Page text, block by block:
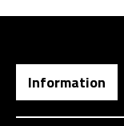
Information